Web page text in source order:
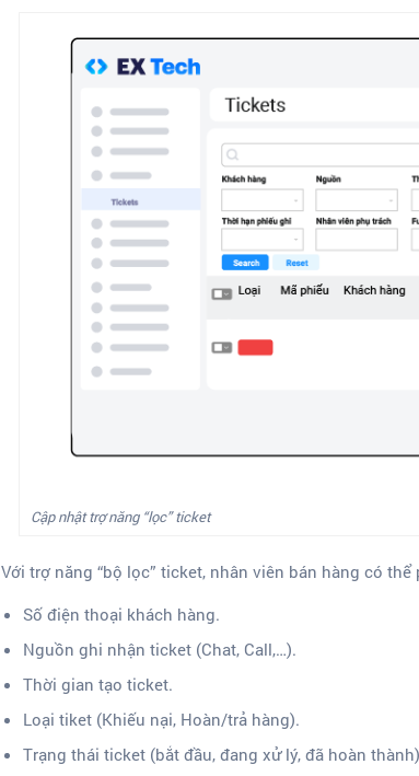
Cập nhật trợ năng “lọc” ticket
Với trợ năng “bộ lọc” ticket, nhân viên bán hàng có
Số điện thoại khách hàng.
Nguồn ghi nhận ticket (Chat, Call,…).
Thời gian tạo ticket.
Loại tiket (Khiếu nại, Hoàn/trả hàng).
Trạng thái ticket (bắt đầu, đang xử lý, đã hoàn